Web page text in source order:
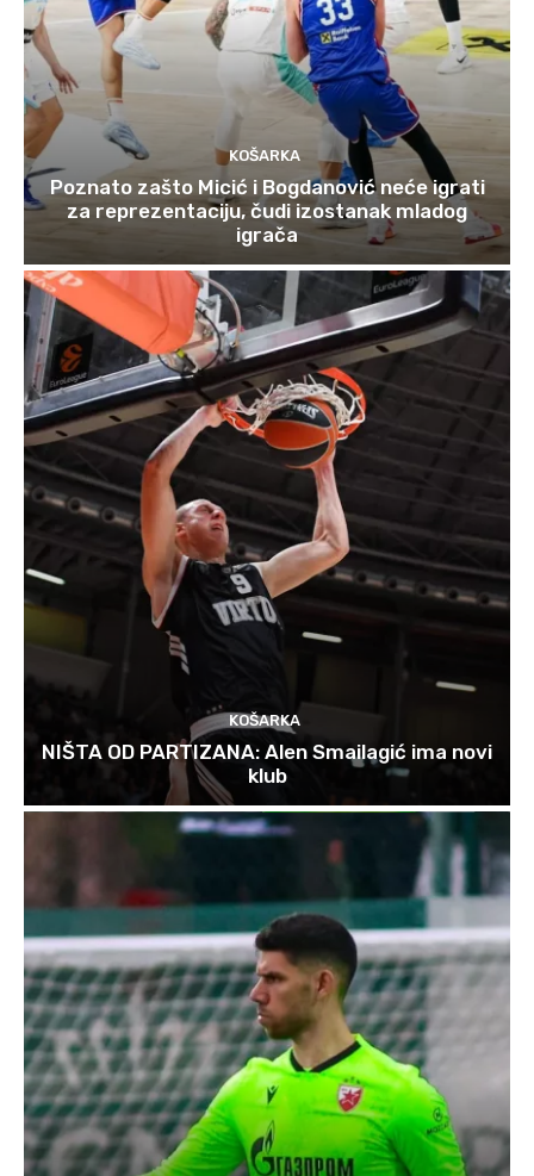
KOŠARKA
Poznato zašto Micić i Bogdanović neće igrati
za reprezentaciju, čudi izostanak mladog
igrača
KOŠARKA
NIŠTA OD PARTIZANA: Alen Smailagić ima novi
klub